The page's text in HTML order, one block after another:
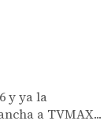
y ya la
a TVMAX...